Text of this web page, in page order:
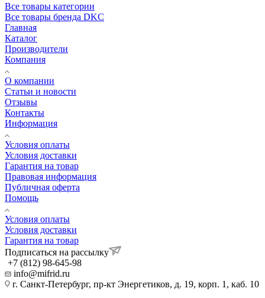
Все товары категории
Все товары бренда DKC
Главная
Каталог
Производители
Компания
О компании
Статьи и новости
Отзывы
Контакты
Информация
Условия оплаты
Условия доставки
Гарантия на товар
Правовая информация
Публичная оферта
Помощь
Условия оплаты
Условия доставки
Гарантия на товар
Подписаться на рассылку
+7 (812) 98-645-98
info@mifrid.ru
г. Санкт-Петербург, пр-кт Энергетиков, д. 19, корп. 1, каб. 10